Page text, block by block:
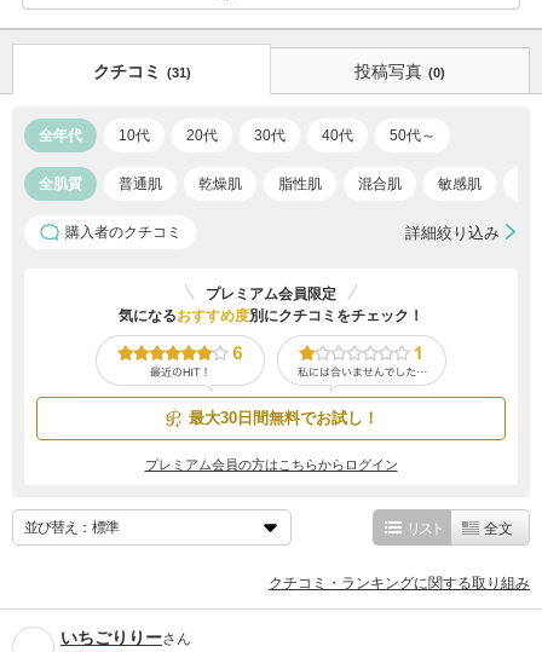
クチコミ (31) 投稿写真 (0)
全年代 10代 20代 30代 40代 50代～
全肌質 普通肌 乾燥肌 脂性肌 混合肌 敏感肌
購入者のクチコミ 詳細絞り込み
プレミアム会員限定
気になるおすすめ度別にクチコミをチェック！
最大30日間無料でお試し！
プレミアム会員の方はこちらからログイン
並び替え： リスト 全文
クチコミ・ランキングに関する取り組み
いちごりりーさん